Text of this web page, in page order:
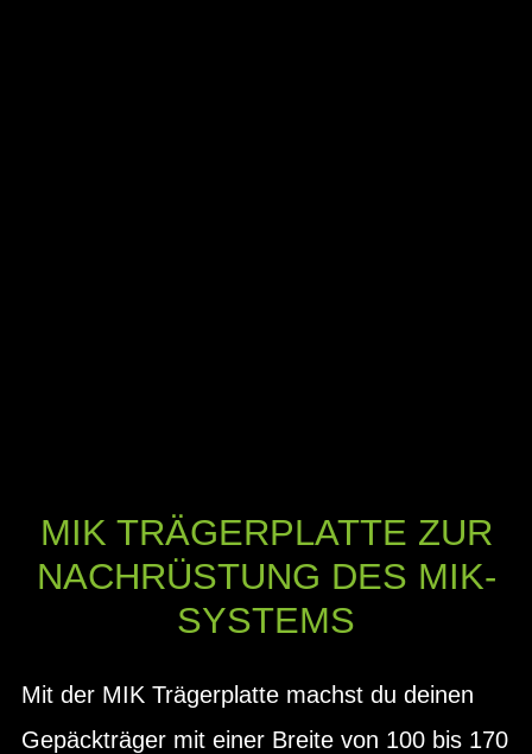
MIK TRÄGERPLATTE ZUR
NACHRÜSTUNG DES MIK-
SYSTEMS
Mit der MIK Trägerplatte machst du deinen
Gepäckträger mit einer Breite von 100 bis 170